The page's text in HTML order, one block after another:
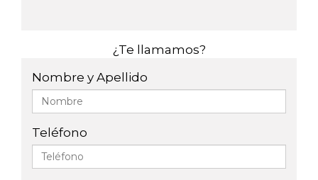
¿Te llamamos?
Nombre y Apellido
Teléfono